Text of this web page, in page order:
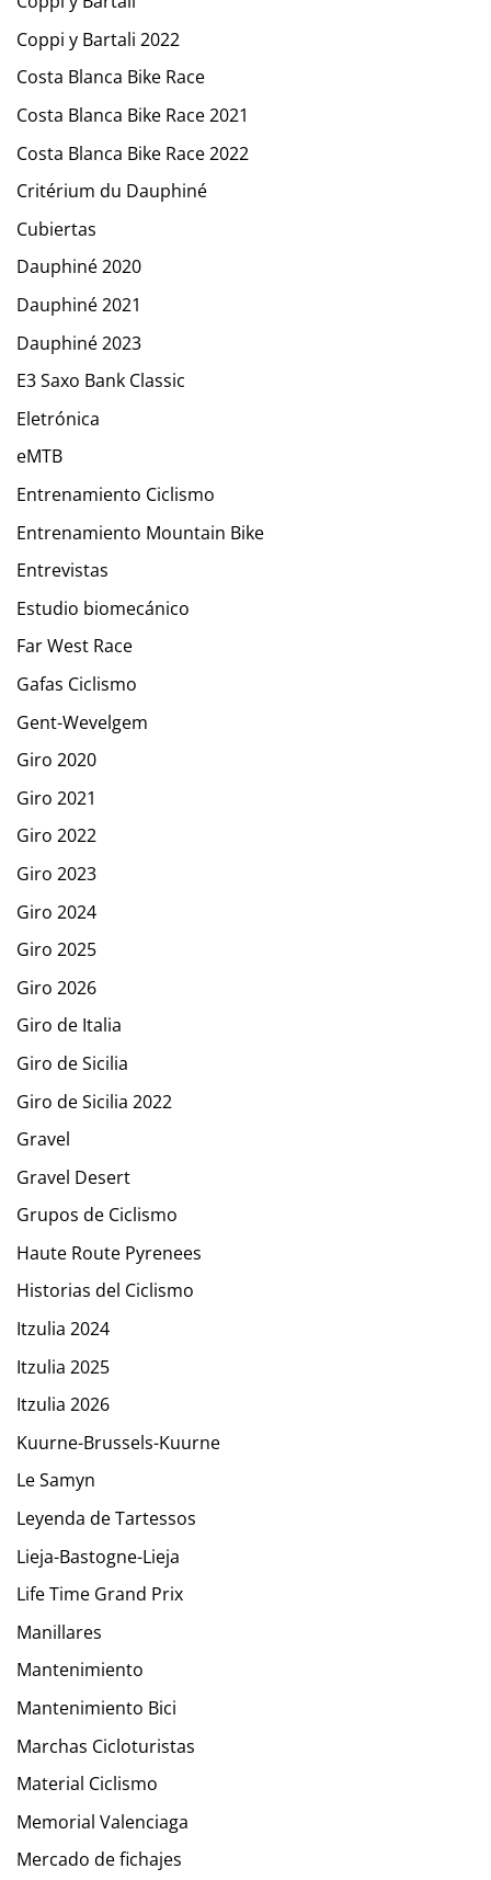
Coppi y Bartali 2022
Costa Blanca Bike Race
Costa Blanca Bike Race 2021
Costa Blanca Bike Race 2022
Critérium du Dauphiné
Cubiertas
Dauphiné 2020
Dauphiné 2021
Dauphiné 2023
E3 Saxo Bank Classic
Eletrónica
eMTB
Entrenamiento Ciclismo
Entrenamiento Mountain Bike
Entrevistas
Estudio biomecánico
Far West Race
Gafas Ciclismo
Gent-Wevelgem
Giro 2020
Giro 2021
Giro 2022
Giro 2023
Giro 2024
Giro 2025
Giro 2026
Giro de Italia
Giro de Sicilia
Giro de Sicilia 2022
Gravel
Gravel Desert
Grupos de Ciclismo
Haute Route Pyrenees
Historias del Ciclismo
Itzulia 2024
Itzulia 2025
Itzulia 2026
Kuurne-Brussels-Kuurne
Le Samyn
Leyenda de Tartessos
Lieja-Bastogne-Lieja
Life Time Grand Prix
Manillares
Mantenimiento
Mantenimiento Bici
Marchas Cicloturistas
Material Ciclismo
Memorial Valenciaga
Mercado de fichajes